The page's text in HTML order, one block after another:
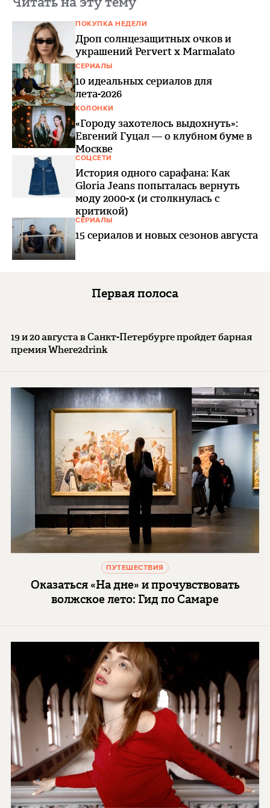
ПОКУПКА НЕДЕЛИ
Дроп солнцезащитных очков и
украшений Pervert x Marmalato
СЕРИАЛЫ
10 идеальных сериалов для
лета-2026
КОЛОНКИ
«Городу захотелось выдохнуть»:
Евгений Гуцал — о клубном буме в
Москве
СОЦСЕТИ
История одного сарафана: Как
Gloria Jeans попыталась вернуть
моду 2000-х (и столкнулась с
критикой)
СЕРИАЛЫ
15 сериалов и новых сезонов августа
Первая полоса
19 и 20 августа в Санкт-Петербурге пройдет барная
премия Where2drink
ПУТЕШЕСТВИЯ
Оказаться «На дне» и прочувствовать
волжское лето: Гид по Самаре